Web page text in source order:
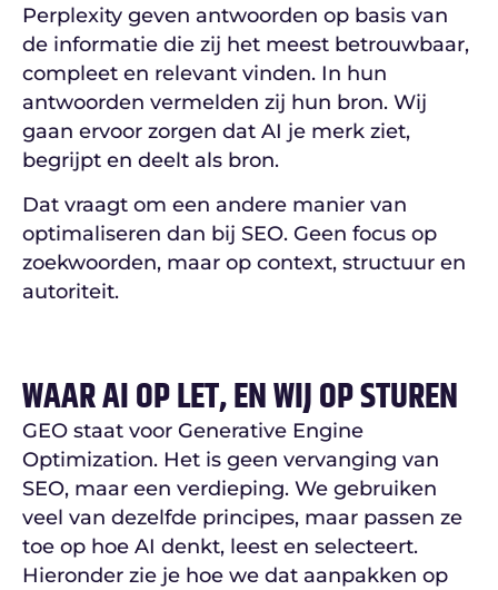
Perplexity geven antwoorden op basis van
de informatie die zij het meest betrouwbaar,
compleet en relevant vinden. In hun
antwoorden vermelden zij hun bron. Wij
gaan ervoor zorgen dat AI je merk ziet,
begrijpt en deelt als bron.
Dat vraagt om een andere manier van
optimaliseren dan bij SEO. Geen focus op
zoekwoorden, maar op context, structuur en
autoriteit.
WAAR AI OP LET, EN WIJ OP STUREN
GEO staat voor Generative Engine
Optimization. Het is geen vervanging van
SEO, maar een verdieping. We gebruiken
veel van dezelfde principes, maar passen ze
toe op hoe AI denkt, leest en selecteert.
Hieronder zie je hoe we dat aanpakken op